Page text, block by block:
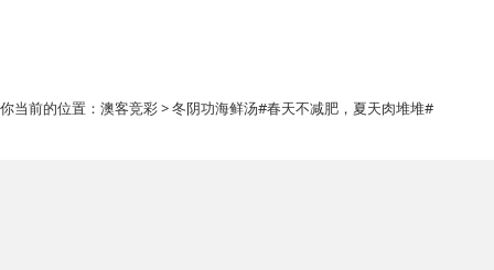
你当前的位置： 澳客竞彩> 冬阴功海鲜汤#春天不减肥，夏天肉堆堆#